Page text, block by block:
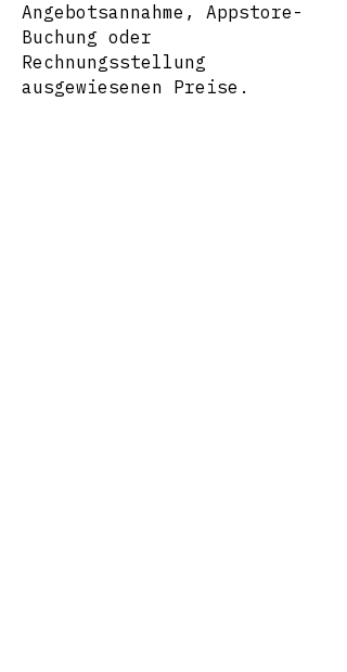
Angebotsannahme, Appstore-
Buchung oder
Rechnungsstellung
ausgewiesenen Preise.